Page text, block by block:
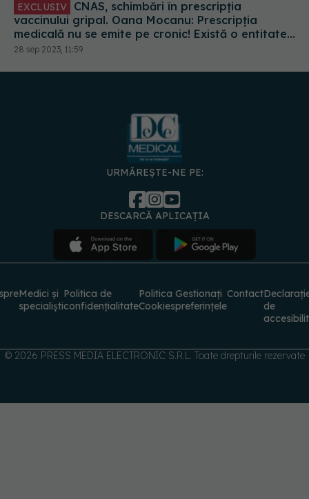
EXCLUSIV
vaccinului gripal. Oana Mocanu: Prescripția
medicală nu se emite pe cronic! Există o entitate
nouă, denumită pretenție
28 sep 2023, 11:59
URMĂREȘTE-NE PE:
DESCARCĂ APLICAȚIA
Medici și
specialiști
Politica de
confidențialitate
Politica
Cookies
Gestionați
preferințele
Contact
de
© 2026 PRESS MEDIA ELECTRONIC S.R.L. Toate drepturile rezervate